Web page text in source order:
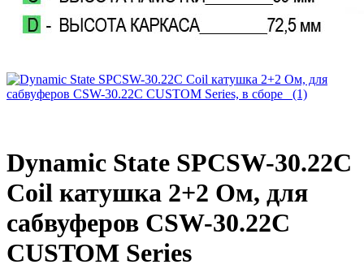
Dynamic State SPCSW-30.22С
Coil катушка 2+2 Ом, для
сабвуферов CSW-30.22С
CUSTOM Series